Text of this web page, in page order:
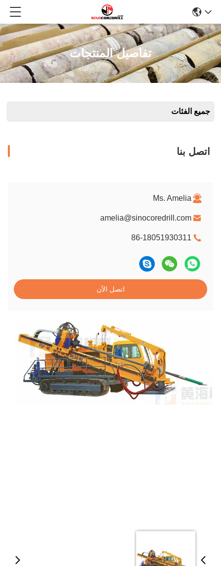
تفاصيل المنتجات
جميع الفئات
اتصل بنا
Ms. Amelia
amelia@sinocoredrill.com
86-18051930311
اتصل الآن